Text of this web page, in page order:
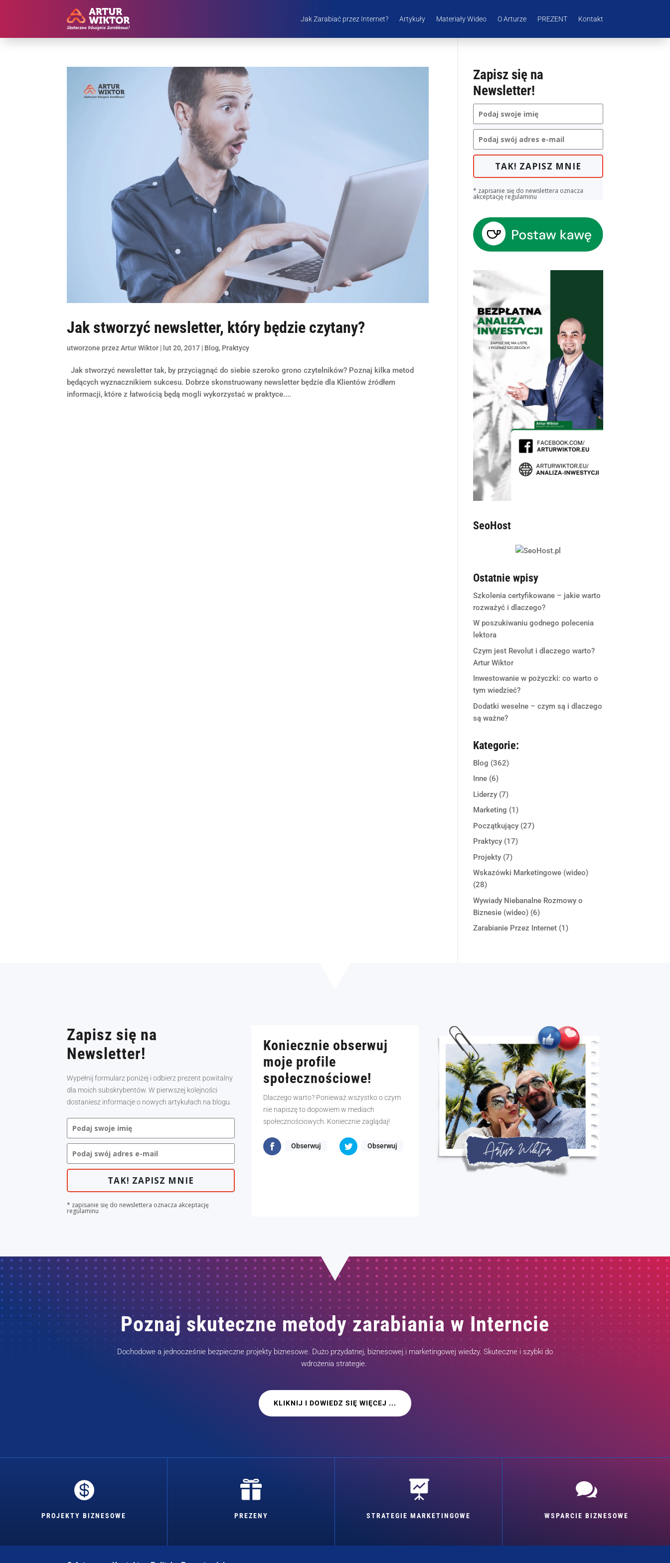
Jak Zarabiać przez Internet? Artykuły Materiały Wideo O Arturze PREZENT Kontakt
Jak stworzyć newsletter, który będzie czytany?
utworzone przezArtur Wiktor | lut 20, 2017 | Blog, Praktycy
Jak stworzyć newsletter tak, by przyciągnąć do siebie szeroko grono czytelników? Poznaj kilka metod
będących wyznacznikiem sukcesu. Dobrze skonstruowany newsletter będzie dla Klientów źródłem
informacji, które z łatwością będą mogli wykorzystać w praktyce....
Zapisz się na
Newsletter!
TAK! ZAPISZ MNIE
* zapisanie się do newslettera oznacza
akceptację regulaminu
SeoHost
Ostatnie wpisy
Szkolenia certyfikowane – jakie warto
rozważyć i dlaczego?
W poszukiwaniu godnego polecenia
lektora
Czym jest Revolut i dlaczego warto?
Artur Wiktor
Inwestowanie w pożyczki: co warto o
tym wiedzieć?
Dodatki weselne – czym są i dlaczego
są ważne?
Kategorie:
Blog (362)
Inne (6)
Liderzy (7)
Marketing (1)
Początkujący (27)
Praktycy (17)
Projekty (7)
Wskazówki Marketingowe (wideo)
(28)
Wywiady Niebanalne Rozmowy o
Biznesie (wideo) (6)
Zarabianie Przez Internet (1)
Zapisz się na
Newsletter!
Wypełnij formularz poniżej i odbierz prezent powitalny
dla moich subskrybentów. W pierwszej kolejności
dostaniesz informacje o nowych artykułach na blogu.
TAK! ZAPISZ MNIE
* zapisanie się do newslettera oznacza akceptację
regulaminu
Koniecznie obserwuj
moje profile
społecznościowe!
Dlaczego warto? Ponieważ wszystko o czym
nie napiszę to dopowiem w mediach
społecznościowych. Koniecznie zaglądaj!
Obserwuj Obserwuj
Poznaj skuteczne metody zarabiania w Interncie
Dochodowe a jednocześnie bezpieczne projekty biznesowe. Dużo przydatnej, biznesowej i marketingowej wiedzy. Skuteczne i szybki do
wdrożenia strategie.
KLIKNIJ I DOWIEDZ SIĘ WIĘCEJ ...

PROJEKTY BIZNESOWE

PREZENY

STRATEGIE MARKETINGOWE

WSPARCIE BIZNESOWE